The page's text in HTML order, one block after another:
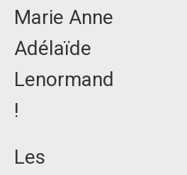
Marie Anne
Adélaïde
Lenormand
!
Les